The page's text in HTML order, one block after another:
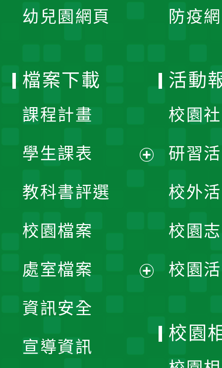
幼兒園網頁 防疫
檔案下載
課程計畫
學生課表
單
教科書評選
校園檔案
處室檔案
資訊安全
宣導資訊
活動
校園
研習
校外
校園
校園
校園